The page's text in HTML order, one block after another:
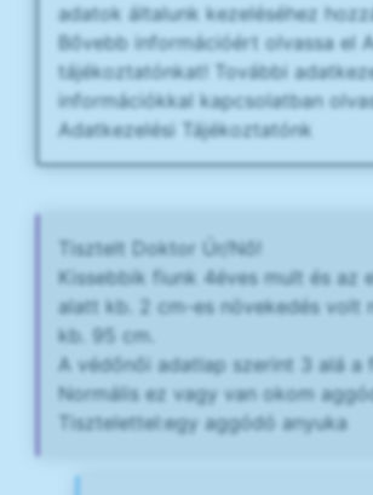
adatok általunk kezeléséhez
Bővebb információért olvassa el
tájékoztatónkat! További
információkkal kapcsolatban
Adatkezelési Tájékoztatónk
Tisztelt Doktor Úr/Nő!
Kissebbik fiunk 4éves mult és az
alatt kb. 2 cm-es növekedés volt
kb. 95 cm.
A védőnői adatlap szerint 3 alá a
Normális ez vagy van okom
Tisztelettel:egy aggódó anyuka